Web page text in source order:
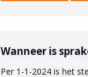
Wanneer is
Per 1-1-2024 is het